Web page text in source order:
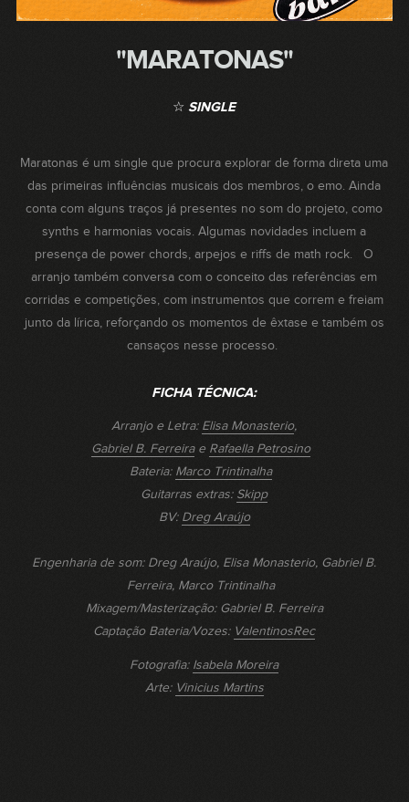
"MARATONAS"
☆SINGLE
Maratonas é um single que procura explorar de forma direta uma
das primeiras influências musicais dos membros, o emo. Ainda
conta com alguns traços já presentes no som do projeto, como
synths e harmonias vocais. Algumas novidades incluem a
presença de power chords, arpejos e riffs de math rock. O
arranjo também conversa com o conceito das referências em
corridas e competições, com instrumentos que correm e freiam
junto da lírica, reforçando os momentos de êxtase e também os
cansaços nesse processo.
FICHA TÉCNICA:
Arranjo e Letra: Elisa Monasterio,
Gabriel B. Ferreira e Rafaella Petrosino
Bateria: Marco Trintinalha
Guitarras extras: Skipp
BV: Dreg Araújo
Engenharia de som: Dreg Araújo, Elisa Monasterio, Gabriel B.
Ferreira, Marco Trintinalha
Mixagem/Masterização: Gabriel B. Ferreira
Captação Bateria/Vozes: ValentinosRec
Fotografia: Isabela Moreira
Arte: Vinicius Martins